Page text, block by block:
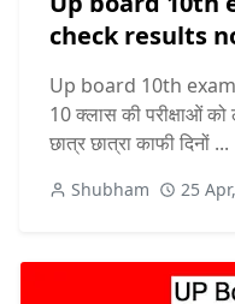
check results
Up board 10th exam
10 क्लास की परीक्षाओं
छात्र छात्रा काफी दिनों ...
Shubham 25